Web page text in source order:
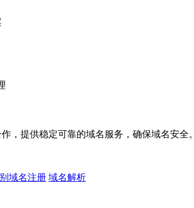
，提供稳定可靠的域名服务，确保域名安全。
域名注册 域名解析